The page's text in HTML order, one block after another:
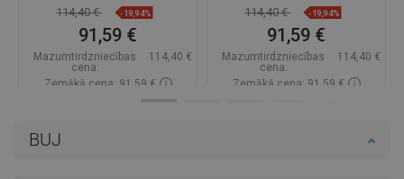
BUJ
6512481000-20
114,40 € -19,94%
91,59 €
Mazumtirdzniecības
cena:
114,40 €
Zemākā cena: 91,59 €
6512481000-69
114,40 € -19,94%
91,59 €
Mazumtirdzniecības
cena:
114,40 €
Zemākā cena: 91,59 €